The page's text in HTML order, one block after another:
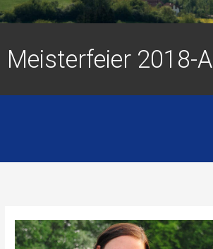
Meisterfeier 2018-A